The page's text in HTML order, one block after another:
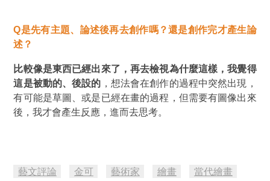
Q是先有主題、論述後再去創作嗎？還是創作完才產生論
述？
比較像是東西已經出來了，再去檢視為什麼這樣，我覺得
這是被動的、後設的 ，想法會在創作的過程中突然出現，
有可能是草圖、或是已經在畫的過程，但需要有圖像出來
後，我才會產生反應，進而去思考。
藝文評論 金可 藝術家 繪畫 當代繪畫